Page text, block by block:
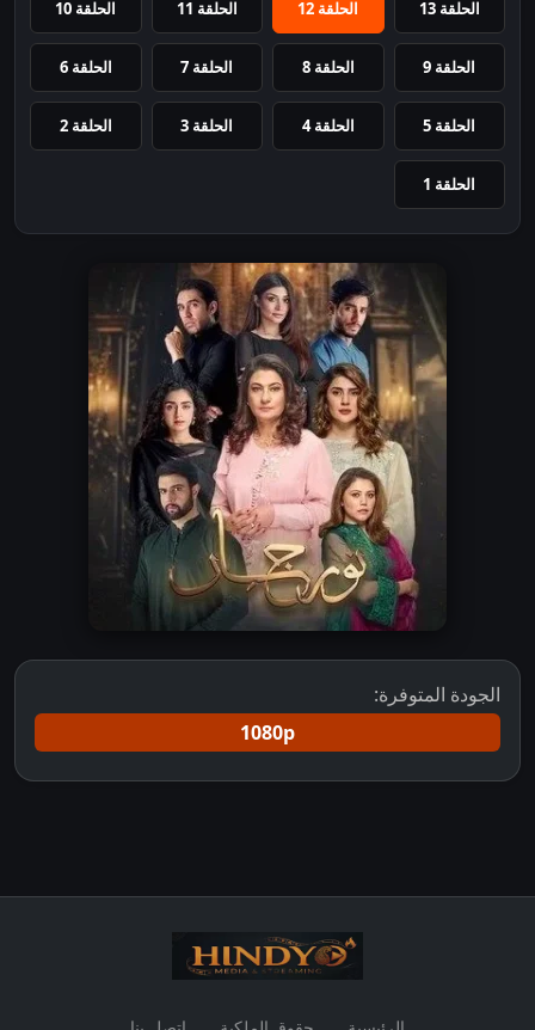
الحلقة 13 الحلقة 12 الحلقة 11 الحلقة 10
الحلقة 9 الحلقة 8 الحلقة 7 الحلقة 6
الحلقة 5 الحلقة 4 الحلقة 3 الحلقة 2
الحلقة 1
الجودة المتوفرة:
1080p